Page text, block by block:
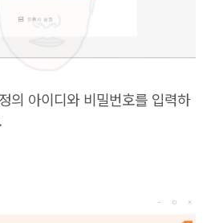
의 아이디와 비밀번호를 입력하